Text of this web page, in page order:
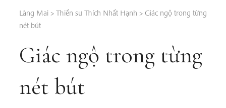
Làng Mai > Thiền sư Thích Nhất Hạnh > Giác ngộ trong từng
nét bút
Giác ngộ trong từng
nét bút